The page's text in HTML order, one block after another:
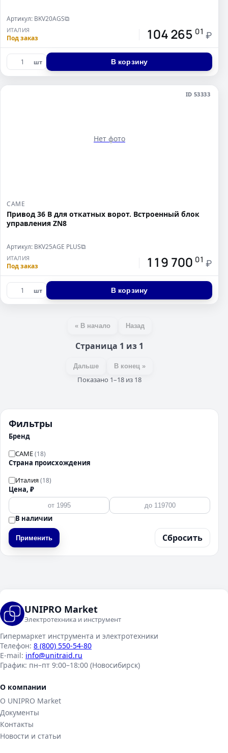
Фильтры
Бренд
CAME(18)
Страна происхождения
Италия(18)
Цена, ₽
В наличии
Применить Сбросить
Артикул: BKV20AGS⧉
ИТАЛИЯ
Под заказ 104 265 01 ₽
шт В корзину
ID 53333
Нет фото
CAME
Привод 36 В для откатных ворот. Встроенный блок
управления ZN8
Артикул: BKV25AGE PLUS⧉
ИТАЛИЯ
Под заказ 119 700 01 ₽
шт В корзину
« В начало Назад
Страница 1 из 1
Дальше В конец »
Показано 1–18 из 18
UNIPRO Market
Электротехника и инструмент
Гипермаркет инструмента и электротехники
Телефон: 8 (800) 550-54-80
E-mail: info@unitraid.ru
График: пн–пт 9:00–18:00 (Новосибирск)
О компании
О UNIPRO Market
Документы
Контакты
Новости и статьи